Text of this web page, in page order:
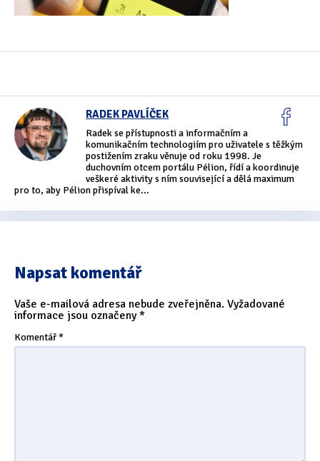
Pracuji sluchem a hmatem(566)
Pracuji zrakem(456)
Pracuji zrakem a sluchem(515)
Služby(115)
Asistivní software(428)
Běžný software(284)
Tipy & triky
RADEK PAVLÍČEK
Radek se přístupnosti a informačním a
komunikačním technologiím pro uživatele s těžkým
postižením zraku věnuje od roku 1998. Je
duchovním otcem portálu Pélion, řídí a koordinuje
veškeré aktivity s ním související a dělá maximum
pro to, aby Pélion přispíval ke...
Napsat komentář
Vaše e-mailová adresa nebude zveřejněna. Vyžadované
informace jsou označeny*
Komentář*